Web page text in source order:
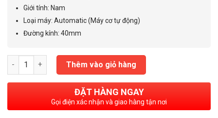
Giới tính:Nam
Loại máy:Automatic (Máy cơ tự động)
Đường kính:40mm
Đồng Hồ Nam Frederique Constant Classic 40mm FC-
Thêm vào giỏ hàng
ĐẶT HÀNG NGAY
Gọi điện xác nhận và giao hàng tận nơi